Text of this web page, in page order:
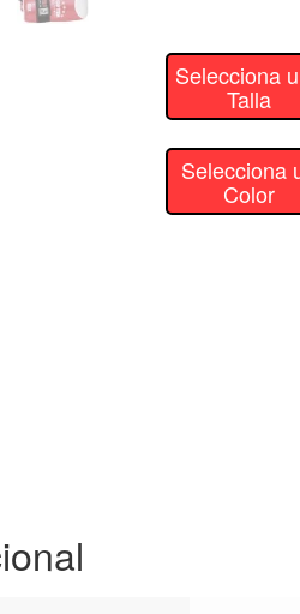
Selecciona
Talla
Selecciona
Color